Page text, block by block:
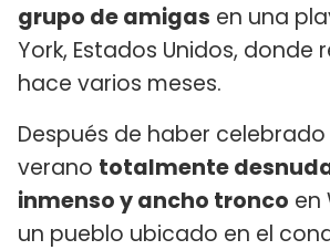
grupo de amigas en una
York, Estados Unidos, donde
hace varios meses.
Después de haber
verano totalmente
inmenso y ancho tronco en
un pueblo ubicado en el